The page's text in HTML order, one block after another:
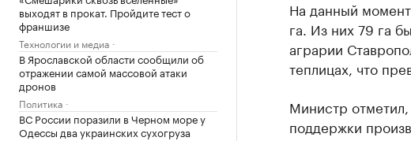
выходят в прокат. Пройдите тест о
франшизе
Технологии и медиа
В Ярославской области сообщили об
отражении самой массовой атаки
дронов
Политика
ВС России поразили в Черном море у
Одессы два украинских сухогруза
На данный
га. Из них 79 га
аграрии
теплицах, что
Министр
поддержки